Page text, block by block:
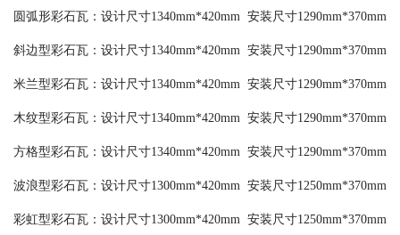
圆弧形彩石瓦：设计尺寸1340mm*420mm 安装尺寸1290mm*370mm
斜边型彩石瓦：设计尺寸1340mm*420mm 安装尺寸1290mm*370mm
米兰型彩石瓦：设计尺寸1340mm*420mm 安装尺寸1290mm*370mm
木纹型彩石瓦：设计尺寸1340mm*420mm 安装尺寸1290mm*370mm
方格型彩石瓦：设计尺寸1340mm*420mm 安装尺寸1290mm*370mm
波浪型彩石瓦：设计尺寸1300mm*420mm 安装尺寸1250mm*370mm
彩虹型彩石瓦：设计尺寸1300mm*420mm 安装尺寸1250mm*370mm